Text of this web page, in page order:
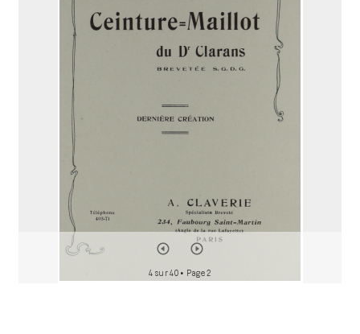
4 sur 40• Page 2